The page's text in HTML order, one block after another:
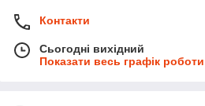
Контакти
Сьогодні вихідний
Показати весь графік роботи